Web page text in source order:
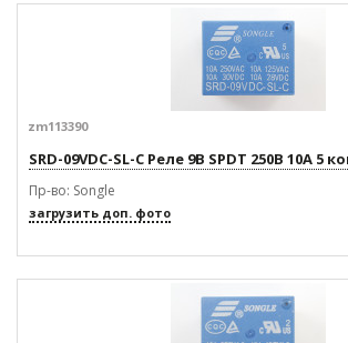
zm113390
SRD-09VDC-SL-C Реле 9В SPDT 250В 10А 5
Пр-во: Songle
загрузить доп. фото